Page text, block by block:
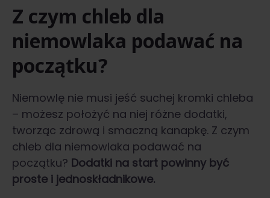
Z czym chleb dla
niemowlaka podawać na
początku?
Niemowlę nie musi jeść suchej kromki chleba
– możesz położyć na niej różne dodatki,
tworząc zdrową i smaczną kanapkę. Z czym
chleb dla niemowlaka podawać na
początku? Dodatki na start powinny być
proste i jednoskładnikowe.